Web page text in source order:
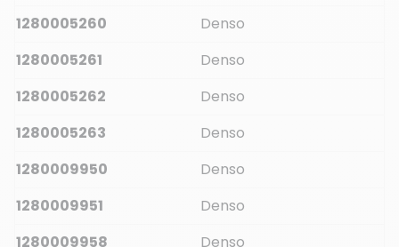
1280005260
Denso
1280005261
Denso
1280005262
Denso
1280005263
Denso
1280009950
Denso
1280009951
Denso
1280009958
Denso